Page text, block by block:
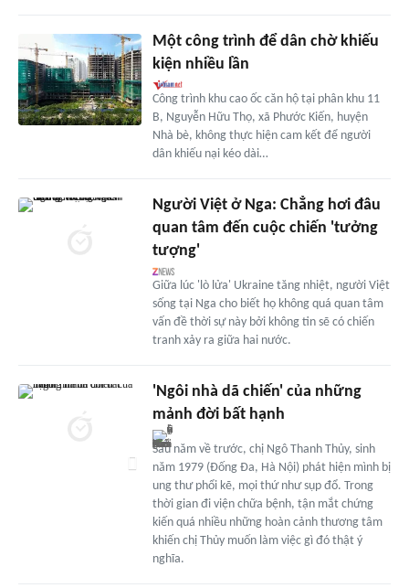
Một công trình để dân chờ khiếu
kiện nhiều lần
Công trình khu cao ốc căn hộ tại phân khu 11
B, Nguyễn Hữu Thọ, xã Phước Kiến, huyện
Nhà bè, không thực hiện cam kết để người
dân khiếu nại kéo dài…
Người Việt ở Nga: Chẳng hơi đâu
quan tâm đến cuộc chiến 'tưởng
tượng'
Giữa lúc 'lò lửa' Ukraine tăng nhiệt, người Việt
sống tại Nga cho biết họ không quá quan tâm
vấn đề thời sự này bởi không tin sẽ có chiến
tranh xảy ra giữa hai nước.
'Ngôi nhà dã chiến' của những
mảnh đời bất hạnh
Sáu năm về trước, chị Ngô Thanh Thủy, sinh
năm 1979 (Đống Đa, Hà Nội) phát hiện mình bị
ung thư phổi kẽ, mọi thứ như sụp đổ. Trong
thời gian đi viện chữa bệnh, tận mắt chứng
kiến quá nhiều những hoàn cảnh thương tâm
khiến chị Thủy muốn làm việc gì đó thật ý
nghĩa.